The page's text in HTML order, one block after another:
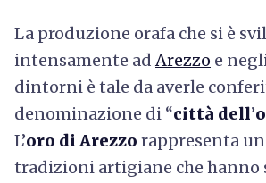
La produzione orafa che si è
intensamente adArezzo e
dintorni è tale da averle
denominazione di “città dell’
L’oro di Arezzo rappresenta
tradizioni artigiane che hanno